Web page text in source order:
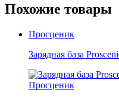
Похожие товары
Просценик
Зарядная база
Просценик